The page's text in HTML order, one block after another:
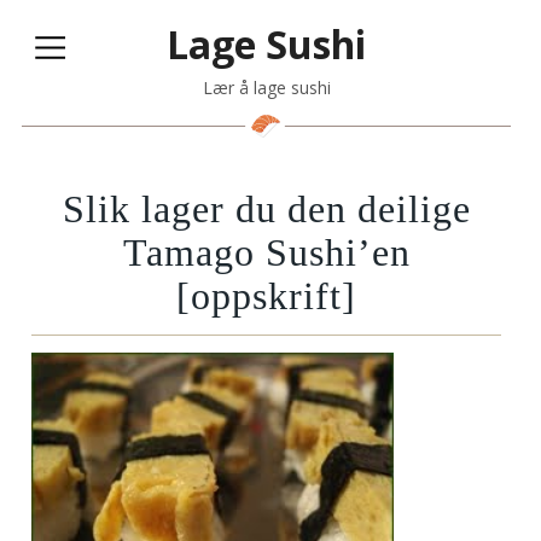
Lage Sushi
Lær å lage sushi
Slik lager du den deilige
Tamago Sushi’en
[oppskrift]